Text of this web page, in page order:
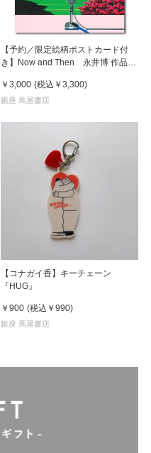
【予約／限定絵柄ポストカード付
き】Now and Then 永井博 作品
￥3,000 (税込 ￥3,300)
銀座 蔦屋書店
【コナガイ香】キーチェーン
『HUG』
￥900 (税込 ￥990)
銀座 蔦屋書店